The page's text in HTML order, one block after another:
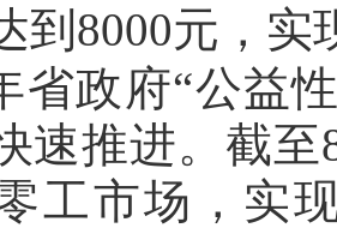
到8000元，
省政府“公益
速推进。截
工市场，实